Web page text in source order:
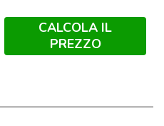
CALCOLA IL
PREZZO